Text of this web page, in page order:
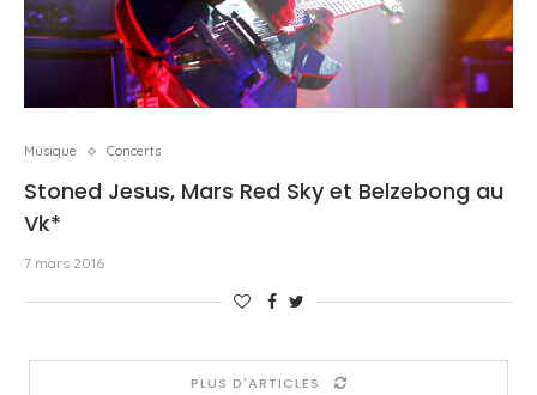
Musique Concerts
Stoned Jesus, Mars Red Sky et Belzebong au
Vk*
7 mars 2016
PLUS D'ARTICLES